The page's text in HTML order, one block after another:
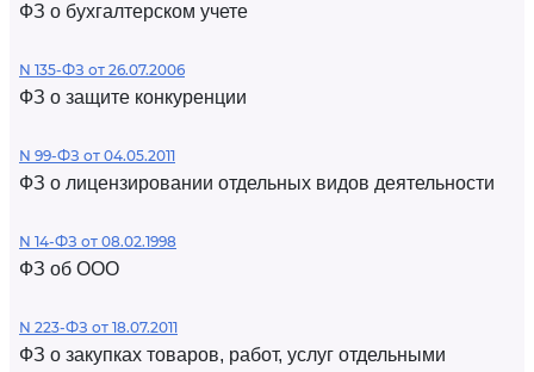
ФЗ о бухгалтерском учете
N 135-ФЗ от 26.07.2006
ФЗ о защите конкуренции
N 99-ФЗ от 04.05.2011
ФЗ о лицензировании отдельных видов деятельности
N 14-ФЗ от 08.02.1998
ФЗ об ООО
N 223-ФЗ от 18.07.2011
ФЗ о закупках товаров, работ, услуг отдельными